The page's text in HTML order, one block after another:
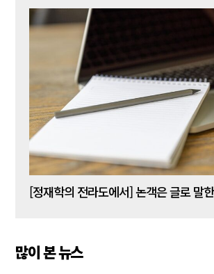
[정재학의 전라도에서] 논객은 글로 말
많이 본 뉴스